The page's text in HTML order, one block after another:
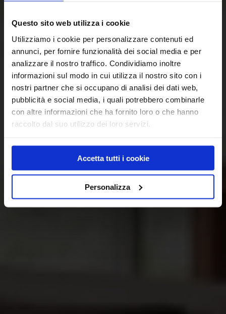
Questo sito web utilizza i cookie
Utilizziamo i cookie per personalizzare contenuti ed
annunci, per fornire funzionalità dei social media e per
analizzare il nostro traffico. Condividiamo inoltre
informazioni sul modo in cui utilizza il nostro sito con i
nostri partner che si occupano di analisi dei dati web,
pubblicità e social media, i quali potrebbero combinarle
con altre informazioni che ha fornito loro o che hanno
raccolto dal suo utilizzo dei loro servizi.
Accetta tutti i cookie
Personalizza